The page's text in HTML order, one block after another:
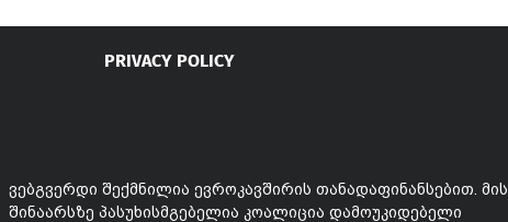
PRIVACY POLICY
ვებგვერდი შექმნილია ევროკავშირის თანადაფინანსებით. მის
შინაარსზე პასუხისმგებელია კოალიცია დამოუკიდებელი